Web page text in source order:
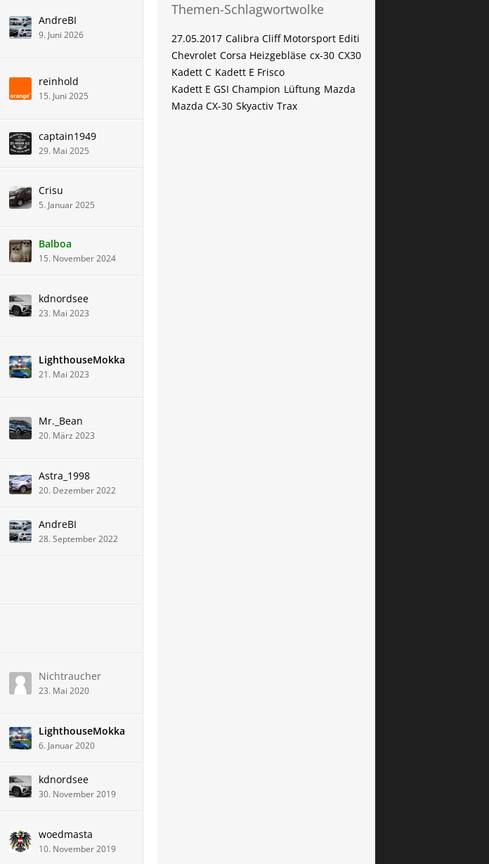
AndreBI
9. Juni 2026
reinhold
15. Juni 2025
captain1949
29. Mai 2025
Crisu
5. Januar 2025
Balboa
15. November 2024
kdnordsee
23. Mai 2023
LighthouseMokka
21. Mai 2023
Mr._Bean
20. März 2023
Astra_1998
20. Dezember 2022
AndreBI
28. September 2022
Nichtraucher
23. Mai 2020
LighthouseMokka
6. Januar 2020
kdnordsee
30. November 2019
woedmasta
10. November 2019
Themen-Schlagwortwolke
27.05.2017 Calibra Cliff Motorsport Editi
Chevrolet Corsa Heizgebläse cx-30 CX30
Kadett C Kadett E Frisco
Kadett E GSI Champion Lüftung Mazda
Mazda CX-30 Skyactiv Trax